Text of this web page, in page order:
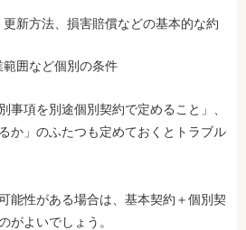
新方法、損害賠償などの基本的な約
囲など個別の条件
事項を別途個別契約で定めること」、
か」のふたつも定めておくとトラブル
能性がある場合は、基本契約＋個別契
がよいでしょう。